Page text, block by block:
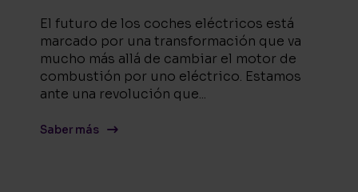
El futuro de los coches eléctricos está
marcado por una transformación que va
mucho más allá de cambiar el motor de
combustión por uno eléctrico. Estamos
ante una revolución que...
Saber más